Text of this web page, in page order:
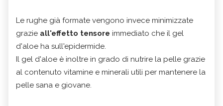
Le rughe già formate vengono invece minimizzate
grazie all'effetto tensore immediato che il gel
d'aloe ha sull'epidermide.
Il gel d'aloe è inoltre in grado di nutrire la pelle grazie
al contenuto vitamine e minerali utili per mantenere la
pelle sana e giovane.